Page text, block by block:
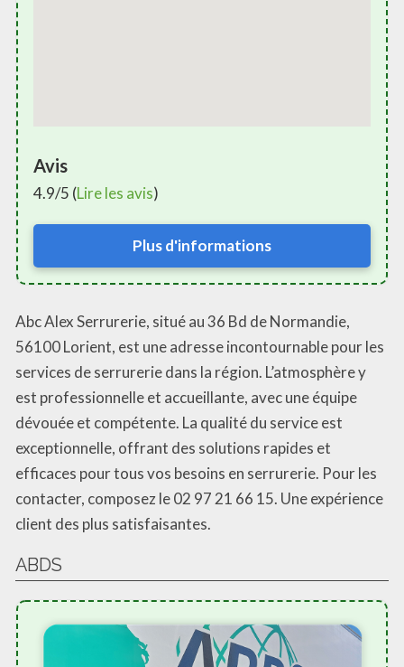
Avis
4.9/5 (Lire les avis)
Plus d'informations
Abc Alex Serrurerie, situé au 36 Bd de Normandie,
56100 Lorient, est une adresse incontournable pour les
services de serrurerie dans la région. L’atmosphère y
est professionnelle et accueillante, avec une équipe
dévouée et compétente. La qualité du service est
exceptionnelle, offrant des solutions rapides et
efficaces pour tous vos besoins en serrurerie. Pour les
contacter, composez le 02 97 21 66 15. Une expérience
client des plus satisfaisantes.
ABDS